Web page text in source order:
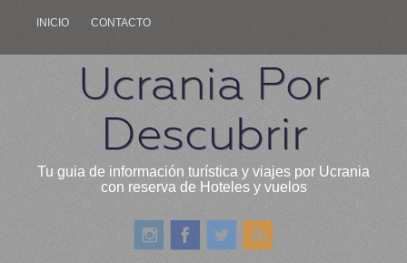
INICIO CONTACTO
Ucrania Por
Descubrir
Tu guia de información turística y viajes por Ucrania
con reserva de Hoteles y vuelos